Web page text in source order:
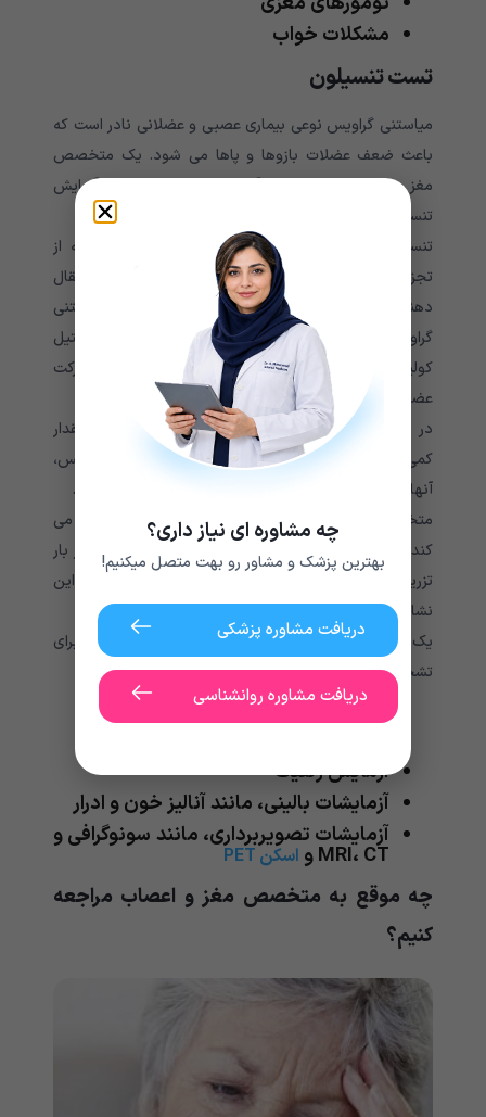
مشکلات خواب
تست تنسیلون
میاستنی گراویس نوعی بیماری عصبی و عضلانی نادر است که
باعث ضعف عضلات بازوها و پاها می شود. یک متخصص
مغز و اعصاب می تواند از آزمایش خون موسوم به آزمایش
تنسیلون برای تشخیص میاستنی گراویس استفاده کند.
تنسیلون نام تجاری دارویی به نام ادروفونیوم است که از
تجزیه استیل کولین جلوگیری می کند. استیل کولین، انتقال
دهنده عصبی که حرکت عضلات را تحریک می کند . میاستنی
گراویس باعث حمله سیستم ایمنی به گیرنده های استیل
کولین در ماهیچه ها و حتی خستگی عضلات و کاهش حرکت
عضلات می شود.
در طی آزمایش تنسیلون، یک متخصص مغز و اعصاب مقدار
کمی تنسیلون را به جریان خون بیمار تزریق می کند. سپس،
آنها از شخص می خواهند که حرکات مختلفی را انجام دهد.
متخصص مغز و اعصاب هر بار که فرد احساس خستگی می
کند، دوزهای تنسیلون را ادامه می دهد. اگر فرد پس از هر بار
تزریق تنسیلون متوجه شود که قدرت او تغییر می کند، این
نشان می دهد که احتمالاً میاستنی گراویس دارد.
یک متخصص مغز و اعصاب می تواند از آزمایش های زیر برای
تشخیص اختلالات عصبی استفاده کند:
آنژیوگرافی
آزمایش ژنتیک
آزمایشات بالینی، مانند آنالیز خون و ادرار
آزمایشات تصویربرداری، مانند سونوگرافی و
MRI، CT و اسکن PET
چه موقع به متخصص مغز و اعصاب مراجعه
کنیم؟
چه مشاوره ای نیاز داری؟
بهترین پزشک و مشاور رو بهت متصل میکنیم!
دریافت مشاوره پزشکی
دریافت مشاوره روانشناسی